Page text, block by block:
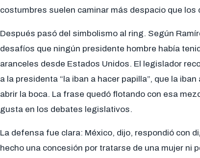
costumbres suelen caminar más despacio que los
Después pasó del simbolismo al ring. Según
desafíos que ningún presidente hombre había
aranceles desde Estados Unidos. El legislador
a la presidenta “la iban a hacer papilla”, que la
abrir la boca. La frase quedó flotando con esa
gusta en los debates legislativos.
La defensa fue clara: México, dijo, respondió con
hecho una concesión por tratarse de una mujer ni